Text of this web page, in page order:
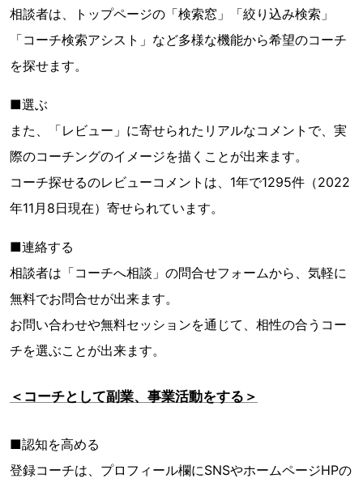
相談者は、トップページの「検索窓」「絞り込み検索」
「コーチ検索アシスト」など多様な機能から希望のコーチ
を探せます。
■選ぶ
また、「レビュー」に寄せられたリアルなコメントで、実
際のコーチングのイメージを描くことが出来ます。
コーチ探せるのレビューコメントは、1年で1295件（2022
年11月8日現在）寄せられています。
■連絡する
相談者は「コーチへ相談」の問合せフォームから、気軽に
無料でお問合せが出来ます。
お問い合わせや無料セッションを通じて、相性の合うコー
チを選ぶことが出来ます。
＜コーチとして副業、事業活動をする＞
■認知を高める
登録コーチは、プロフィール欄にSNSやホームページHPの